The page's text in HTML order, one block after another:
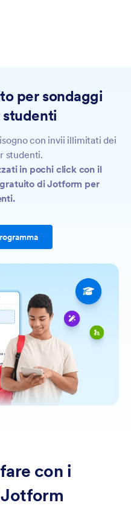
per sondaggi
con invii illimitati dei
studenti.
in pochi click con il
di Jotform per
con i